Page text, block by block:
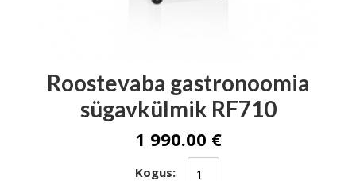
Roostevaba gastronoomia
sügavkülmik RF710
1 990.00 €
Kogus: